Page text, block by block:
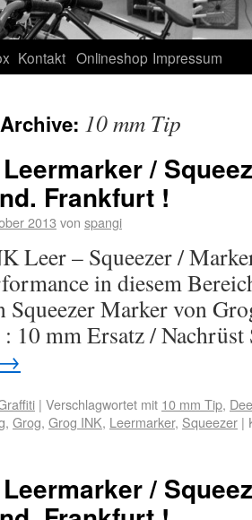
Kontakt Onlineshop Impressum
10 mm Tip
/
Frankfurt !
2013 von spangi
Leer – Squeezer /
in diesem
Squeezer Marker von
10 mm Ersatz /
→
| Verschlagwortet mit 10 mm Tip,
, Grog, Grog INK, Leermarker, Squeezer |
/